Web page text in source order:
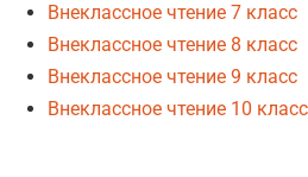
Внеклассное чтение 7 класс
Внеклассное чтение 8 класс
Внеклассное чтение 9 класс
Внеклассное чтение 10 класс